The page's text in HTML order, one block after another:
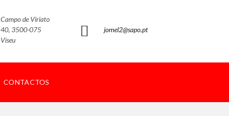
Campo de Viriato
40, 3500-075
Viseu
jomel2@sapo.pt
CONTACTOS